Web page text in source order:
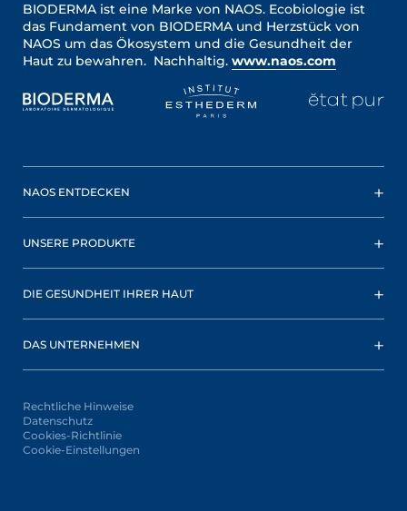
BIODERMA ist eine Marke von NAOS. Ecobiologie ist
das Fundament von BIODERMA und Herzstück von
NAOS um das Ökosystem und die Gesundheit der
Haut zu bewahren. Nachhaltig. www.naos.com
NAOS ENTDECKEN
UNSERE PRODUKTE
DIE GESUNDHEIT IHRER HAUT
DAS UNTERNEHMEN
Rechtliche Hinweise
Datenschutz
Cookies-Richtlinie
Cookie-Einstellungen